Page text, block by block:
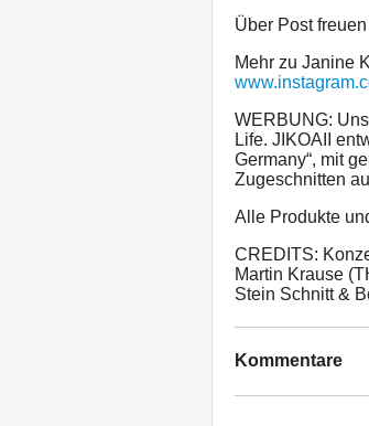
Über Post
Mehr zu Janine
WERBUNG:
Life. JIKOAII
Germany“, mit
Zugeschnitten
Alle Produkte
CREDITS:
Martin Krause
Stein Schnitt &
Kommentare